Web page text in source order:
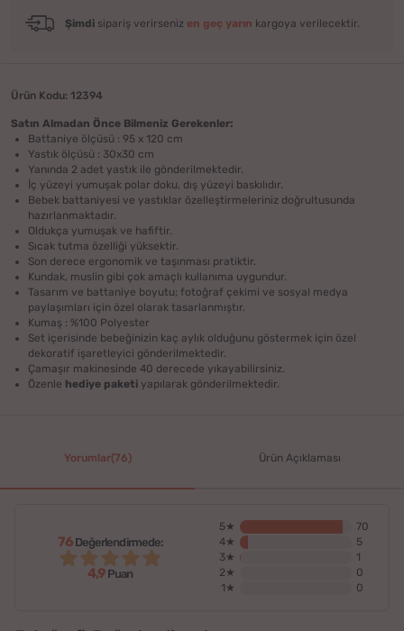
Şimdi sipariş verirseniz en geç yarın kargoya verilecektir.
Ürün Kodu: 12394
Satın Almadan Önce Bilmeniz Gerekenler:
Battaniye ölçüsü : 95 x 120 cm
Yastık ölçüsü : 30x30 cm
Yanında 2 adet yastık ile gönderilmektedir.
İç yüzeyi yumuşak polar doku, dış yüzeyi baskılıdır.
Bebek battaniyesi ve yastıklar özelleştirmeleriniz doğrultusunda
hazırlanmaktadır.
Oldukça yumuşak ve hafiftir.
Sıcak tutma özelliği yüksektir.
Son derece ergonomik ve taşınması pratiktir.
Kundak, muslin gibi çok amaçlı kullanıma uygundur.
Tasarım ve battaniye boyutu; fotoğraf çekimi ve sosyal medya
paylaşımları için özel olarak tasarlanmıştır.
Kumaş : %100 Polyester
Set içerisinde bebeğinizin kaç aylık olduğunu göstermek için özel
dekoratif işaretleyici gönderilmektedir.
Çamaşır makinesinde 40 derecede yıkayabilirsiniz.
Özenle hediye paketi yapılarak gönderilmektedir.
Yorumlar(76) Ürün Açıklaması
76Değerlendirmede:
4,9 Puan
5★
70
4★
5
3★
1
2★
0
1★
0